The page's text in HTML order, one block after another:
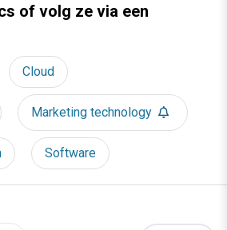
of volg ze via een
Cloud
Marketing technology
Software